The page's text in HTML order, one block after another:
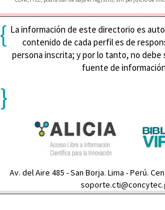
{ La información de este directorio es
contenido de cada perfil es de
persona inscrita; y por lo tanto, no debe
fuente de
}
Av. del Aire 485 - San Borja. Lima - Perú.